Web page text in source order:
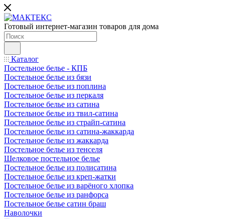
Готовый интернет-магазин товаров для дома
Каталог
Постельное белье - КПБ
Постельное белье из бязи
Постельное белье из поплина
Постельное белье из перкаля
Постельное белье из сатина
Постельное белье из твил-сатина
Постельное белье из страйп-сатина
Постельное белье из сатина-жаккарда
Постельное белье из жаккарда
Постельное белье из тенселя
Шелковое постельное белье
Постельное белье из полисатина
Постельное белье из креп-жатки
Постельное белье из варёного хлопка
Постельное белье из ранфорса
Постельное белье сатин браш
Наволочки